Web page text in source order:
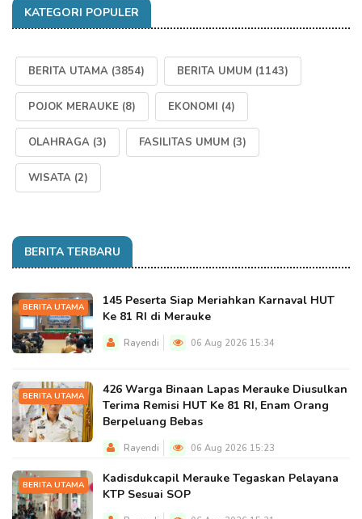
KATEGORI POPULER
BERITA UTAMA (3854) BERITA UMUM (1143)
POJOK MERAUKE (8) EKONOMI (4)
OLAHRAGA (3) FASILITAS UMUM (3)
WISATA (2)
BERITA TERBARU
BERITA UTAMA
145 Peserta Siap Meriahkan Karnaval HUT
Ke 81 RI di Merauke
Rayendi 06 Aug 2026 15:34
BERITA UTAMA
426 Warga Binaan Lapas Merauke Diusulkan
Terima Remisi HUT Ke 81 RI, Enam Orang
Berpeluang Bebas
Rayendi 06 Aug 2026 15:23
BERITA UTAMA
Kadisdukcapil Merauke Tegaskan Pelayana
KTP Sesuai SOP